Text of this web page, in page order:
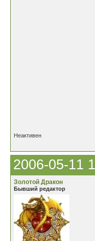
Неактивен
2006-05-11
Золотой Дракон
Бывший редактор